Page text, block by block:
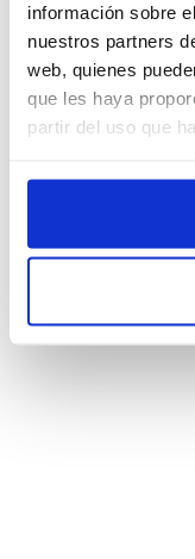
información sobre
nuestros partners
web, quienes
que les haya
partir del uso que